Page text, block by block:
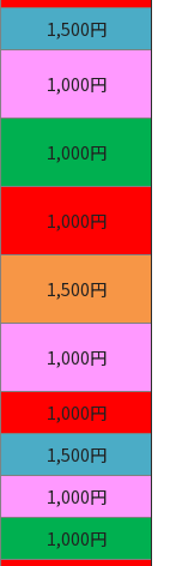
1,500円
1,000円
1,000円
1,000円
1,500円
1,000円
1,000円
1,500円
1,000円
1,000円